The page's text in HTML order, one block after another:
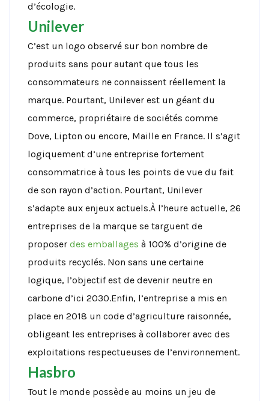
d’écologie.
Unilever
C’est un logo observé sur bon nombre de
produits sans pour autant que tous les
consommateurs ne connaissent réellement la
marque. Pourtant, Unilever est un géant du
commerce, propriétaire de sociétés comme
Dove, Lipton ou encore, Maille en France. Il s’agit
logiquement d’une entreprise fortement
consommatrice à tous les points de vue du fait
de son rayon d’action. Pourtant, Unilever
s’adapte aux enjeux actuels.À l’heure actuelle, 26
entreprises de la marque se targuent de
proposer des emballages à 100% d’origine de
produits recyclés. Non sans une certaine
logique, l’objectif est de devenir neutre en
carbone d’ici 2030.Enfin, l’entreprise a mis en
place en 2018 un code d’agriculture raisonnée,
obligeant les entreprises à collaborer avec des
exploitations respectueuses de l’environnement.
Hasbro
Tout le monde possède au moins un jeu de